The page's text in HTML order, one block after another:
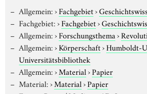
Allgemein:›Fachgebiet›
Fachgebiet:›Fachgebiet›
Allgemein:›Forschungsthema›
Allgemein:›Körperschaft›Humboldt-
Universitätsbibliothek
Allgemein:›Material›Papier
Material:›Material›Papier